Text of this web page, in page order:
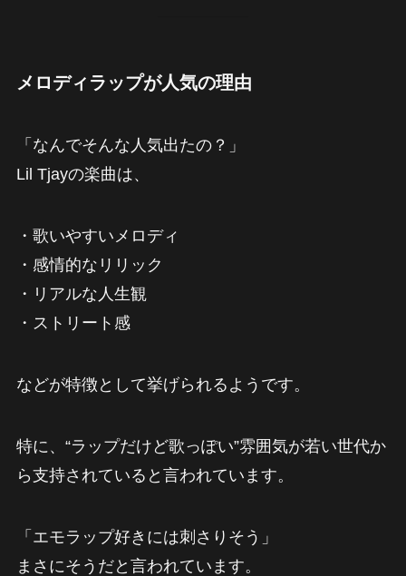
メロディラップが人気の理由
「なんでそんな人気出たの？」
Lil Tjayの楽曲は、
・歌いやすいメロディ
・感情的なリリック
・リアルな人生観
・ストリート感
などが特徴として挙げられるようです。
特に、“ラップだけど歌っぽい”雰囲気が若い世代か
ら支持されていると言われています。
「エモラップ好きには刺さりそう」
まさにそうだと言われています。